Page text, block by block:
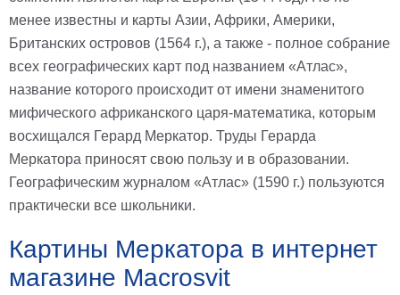
на
холсте
больших
размеров
работы
менее известны и карты Азии, Африки, Америки,
Британских островов (1564 г.), а также - полное собрание
всех географических карт под названием «Атлас»,
название которого происходит от имени знаменитого
мифического африканского царя-математика, которым
восхищался Герард Меркатор. Труды Герарда
Меркатора приносят свою пользу и в образовании.
Географическим журналом «Атлас» (1590 г.) пользуются
практически все школьники.
Картины Меркатора в интернет
магазине Macrosvit